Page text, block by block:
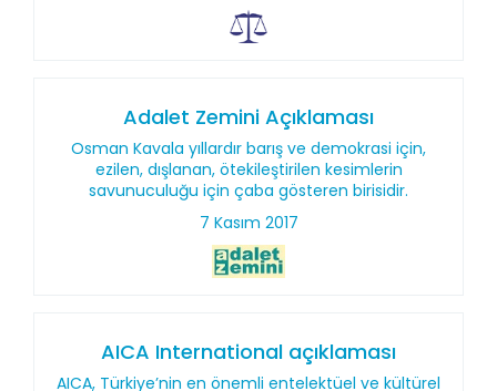
Adalet Zemini Açıklaması
Osman Kavala yıllardır barış ve demokrasi için,
ezilen, dışlanan, ötekileştirilen kesimlerin
savunuculuğu için çaba gösteren birisidir.
7 Kasım 2017
AICA International açıklaması
AICA, Türkiye’nin en önemli entelektüel ve kültürel